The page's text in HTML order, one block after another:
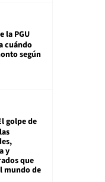
la PGU
cuándo
según
golpe de
y
que
mundo de